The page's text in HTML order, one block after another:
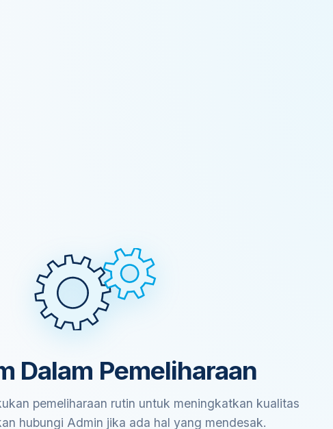
Dalam Pemeliharaan
pemeliharaan rutin untuk meningkatkan kualitas
hubungi Admin jika ada hal yang mendesak.